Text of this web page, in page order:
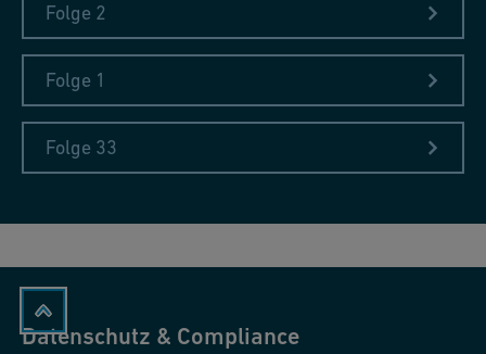
Den Elch gab es laut Sebastian Münster damals auch in
Deutschland.
Folge 2
Folge 1
Folge 33
Datenschutz & Compliance